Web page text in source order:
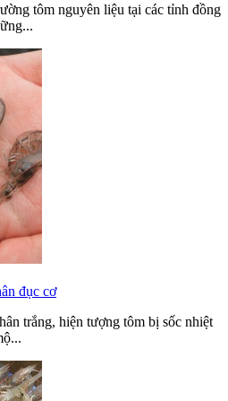
tôm nguyên liệu tại các tỉnh đồng
đục cơ
trắng, hiện tượng tôm bị sốc nhiệt